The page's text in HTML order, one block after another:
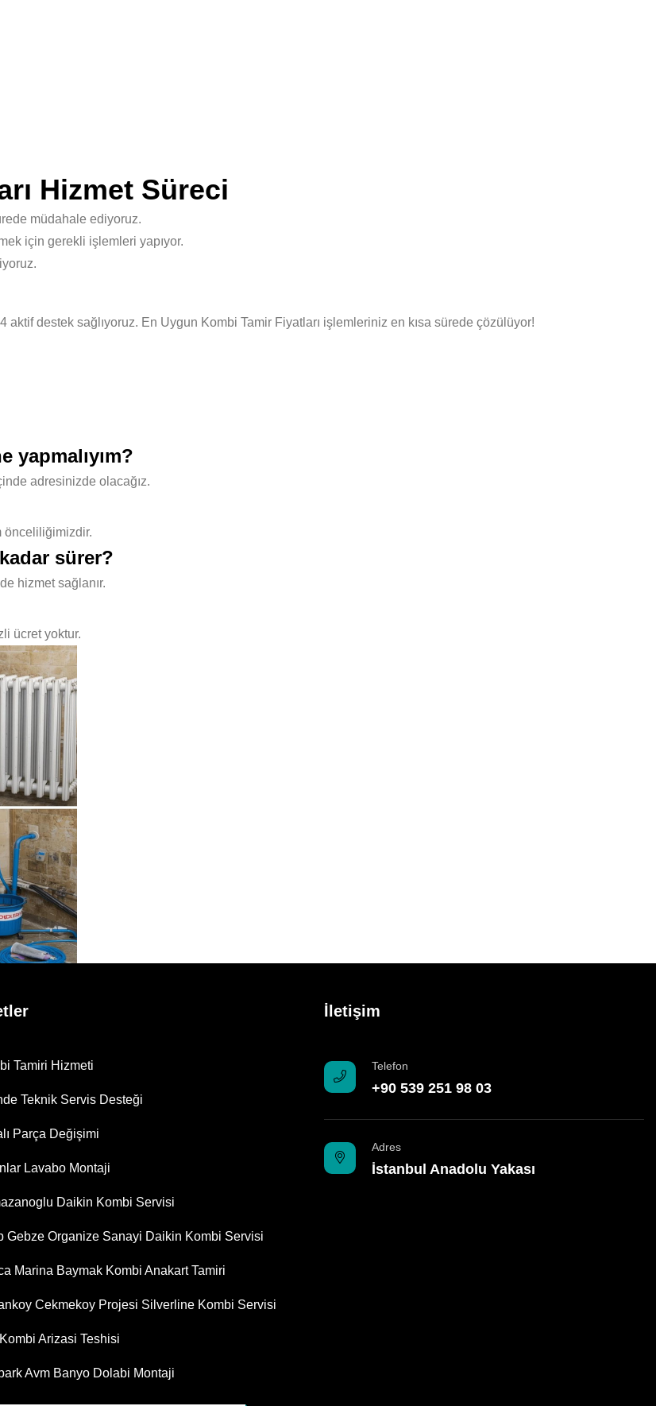
Hizmet Süreci
müdahale ediyoruz.
için gerekli işlemleri yapıyor.
destek sağlıyoruz. En Uygun Kombi Tamir Fiyatları işlemleriniz en kısa sürede çözülüyor!
yapmalıyım?
adresinizde olacağız.
önceliliğimizdir.
sürer?
hizmet sağlanır.
ücret yoktur.
Tamiri Hizmeti
Teknik Servis Desteği
Parça Değişimi
Lavabo Montaji
Daikin Kombi Servisi
Gebze Organize Sanayi Daikin Kombi Servisi
Marina Baymak Kombi Anakart Tamiri
Cekmekoy Projesi Silverline Kombi Servisi
Arizasi Teshisi
Avm Banyo Dolabi Montaji
İletişim
Telefon
+90 539 251 98 03
Adres
İstanbul Anadolu Yakası